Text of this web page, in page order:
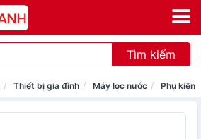
Tìm kiếm
Thiết bị gia đình Máy lọc nước Phụ kiện